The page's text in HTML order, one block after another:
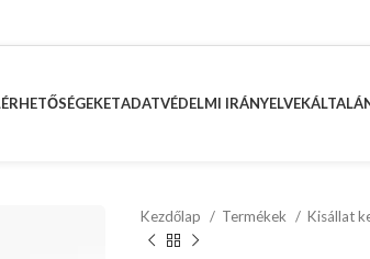
ADATVÉDELMI IRÁNYELVEK
Kezdőlap Termékek Kisállat